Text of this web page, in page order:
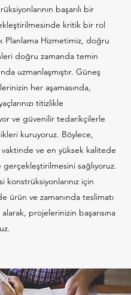
başarılı bir
kritik bir rol
Planlama Hizmetimiz, doğru
doğru zamanda temin
uzmanlaşmıştır. Güneş
her aşamasında,
titizlikle
ve güvenilir tedarikçilerle
kuruyoruz. Böylece,
ve en yüksek kalitede
gerçekleştirilmesini sağlıyoruz.
konstrüksiyonlarınız için
ürün ve zamanında teslimatı
projelerinizin başarısına